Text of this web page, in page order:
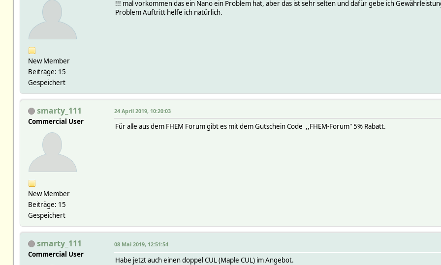
New Member
Beiträge: 15
Gespeichert
!!! mal vorkommen das ein Nano ein Problem hat, aber das ist sehr selten und dafür gebe ich
Problem Auftritt helfe ich natürlich.
smarty_111
Commercial User
New Member
Beiträge: 15
Gespeichert
24 April 2019, 10:20:03
Für alle aus dem FHEM Forum gibt es mit dem Gutschein Code ,,FHEM-Forum" 5% Rabatt.
smarty_111
Commercial User
08 Mai 2019, 12:51:54
Habe jetzt auch einen doppel CUL (Maple CUL) im Angebot.